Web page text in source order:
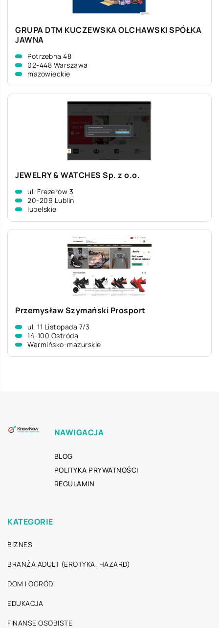
GRUPA DTM KUCZEWSKA OLCHAWSKI SPÓŁKA
JAWNA
Potrzebna 48
02-448 Warszawa
mazowieckie
JEWELRY & WATCHES Sp. z o.o.
ul. Frezerów 3
20-209 Lublin
lubelskie
Przemysław Szymański Prosport
ul. 11 Listopada 7/3
14-100 Ostróda
Warmińsko-mazurskie
NAWIGACJA
BLOG
POLITYKA PRYWATNOŚCI
REGULAMIN
KATEGORIE
BIZNES
BRANŻA ADULT (EROTYKA, HAZARD)
DOM I OGRÓD
EDUKACJA
FINANSE OSOBISTE